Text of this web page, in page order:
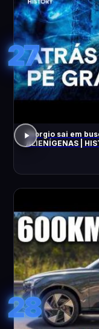
27
Giorgio sai em
ALIENÍGENAS |
28